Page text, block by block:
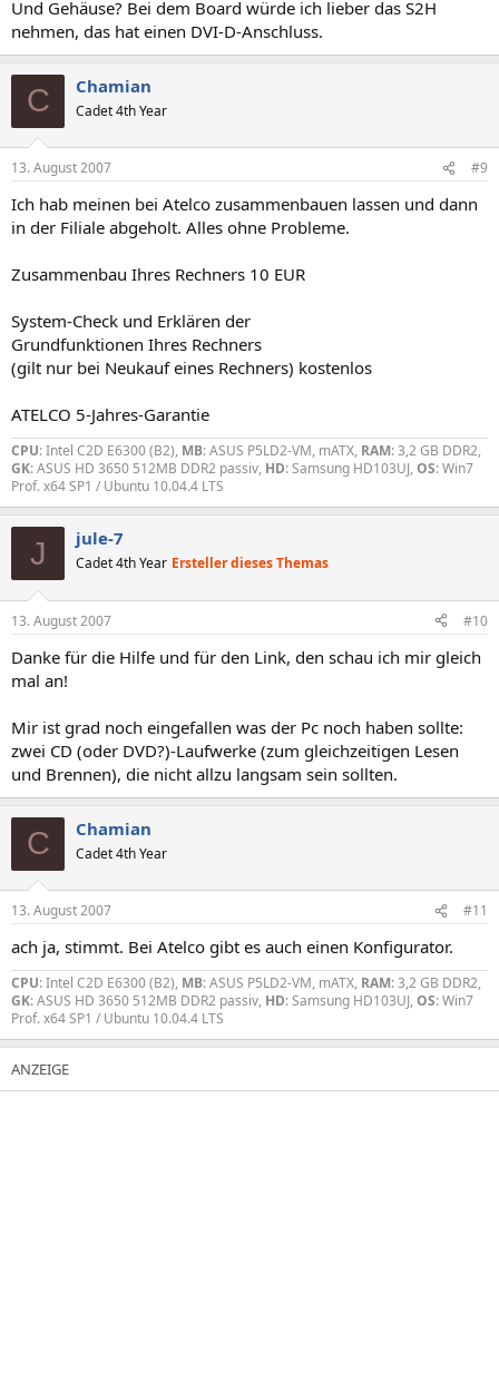
Und Gehäuse? Bei dem Board würde ich lieber das S2H
nehmen, das hat einen DVI-D-Anschluss.
C Chamian
Cadet 4th Year
13. August 2007 #9
Ich hab meinen bei Atelco zusammenbauen lassen und dann
in der Filiale abgeholt. Alles ohne Probleme.
Zusammenbau Ihres Rechners 10 EUR
System-Check und Erklären der
Grundfunktionen Ihres Rechners
(gilt nur bei Neukauf eines Rechners) kostenlos
ATELCO 5-Jahres-Garantie
CPU: Intel C2D E6300 (B2), MB: ASUS P5LD2-VM, mATX, RAM: 3,2 GB DDR2,
GK: ASUS HD 3650 512MB DDR2 passiv, HD: Samsung HD103UJ, OS: Win7
Prof. x64 SP1 / Ubuntu 10.04.4 LTS
J jule-7
Cadet 4th Year Ersteller dieses Themas
13. August 2007 #10
Danke für die Hilfe und für den Link, den schau ich mir gleich
mal an!
Mir ist grad noch eingefallen was der Pc noch haben sollte:
zwei CD (oder DVD?)-Laufwerke (zum gleichzeitigen Lesen
und Brennen), die nicht allzu langsam sein sollten.
C Chamian
Cadet 4th Year
13. August 2007 #11
ach ja, stimmt. Bei Atelco gibt es auch einen Konfigurator.
CPU: Intel C2D E6300 (B2), MB: ASUS P5LD2-VM, mATX, RAM: 3,2 GB DDR2,
GK: ASUS HD 3650 512MB DDR2 passiv, HD: Samsung HD103UJ, OS: Win7
Prof. x64 SP1 / Ubuntu 10.04.4 LTS